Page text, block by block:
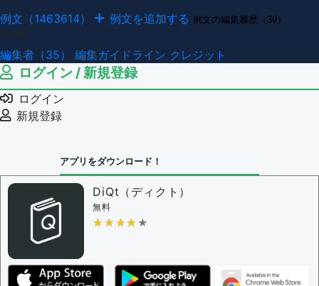
例文（1463614） 例文を追加する 例文の編集履歴（39）
編集者（35） 編集ガイドライン クレジット
ログイン / 新規登録
ログイン
新規登録
アプリをダウンロード！
DiQt（ディクト）
無料
★★★★★
★★★★★